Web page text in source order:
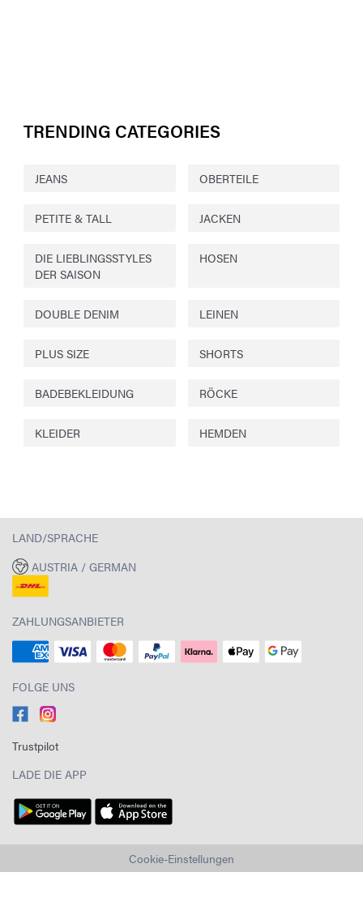
TRENDING CATEGORIES
JEANS OBERTEILE
PETITE & TALL JACKEN
DIE LIEBLINGSSTYLES
DER SAISON
HOSEN
DOUBLE DENIM LEINEN
PLUS SIZE SHORTS
BADEBEKLEIDUNG RÖCKE
KLEIDER HEMDEN
LAND/SPRACHE
AUSTRIA / GERMAN
ZAHLUNGSANBIETER
FOLGE UNS
Trustpilot
LADE DIE APP
Cookie-Einstellungen